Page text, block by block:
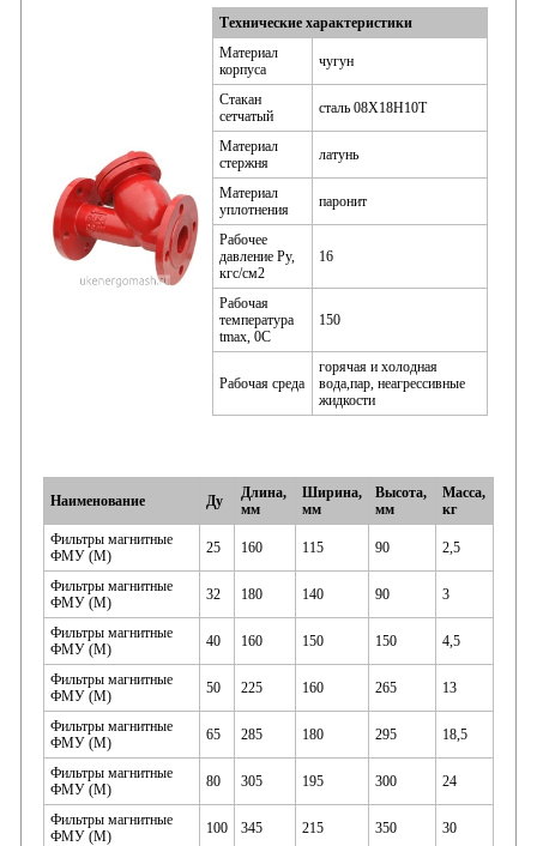
Технические характеристики
Материал
корпуса
чугун
Стакан
сетчатый
сталь 08Х18Н10Т
Материал
стержня
латунь
Материал
уплотнения
паронит
Рабочее
давление Ру,
кгс/см2
16
Рабочая
температура
tmax, 0C
150
Рабочая среда
горячая и холодная
вода,пар, неагрессивные
жидкости
Наименование Ду
Длина,
мм
Ширина,
мм
Высота,
мм
Масса,
кг
Фильтры магнитные
ФМУ (М)
25 160 115 90 2,5
Фильтры магнитные
ФМУ (М)
32 180 140 90 3
Фильтры магнитные
ФМУ (М)
40 160 150 150 4,5
Фильтры магнитные
ФМУ (М)
50 225 160 265 13
Фильтры магнитные
ФМУ (М)
65 285 180 295 18,5
Фильтры магнитные
ФМУ (М)
80 305 195 300 24
Фильтры магнитные
ФМУ (М)
100 345 215 350 30